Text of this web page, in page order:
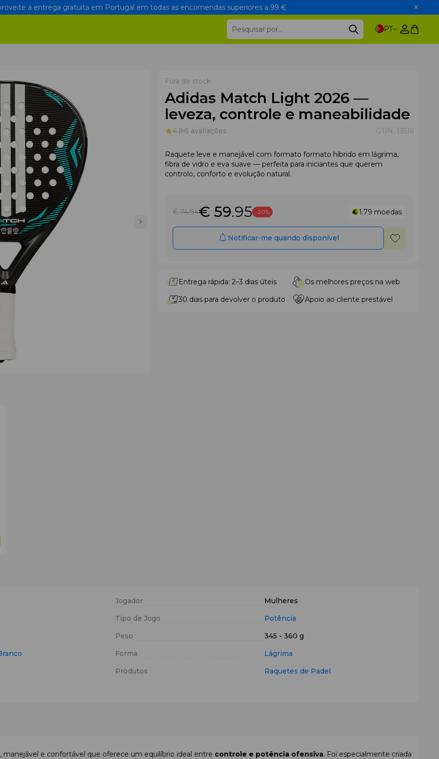
a entrega gratuita em Portugal em todas as encomendas superiores a 99 €
PT
Fora de stock
Adidas Match Light 2026 —
leveza, controle e maneabilidade
4.8 5 avaliações GTIN: 13516
Raquete leve e manejável com formato formato híbrido em lágrima,
fibra de vidro e eva suave — perfeita para iniciantes que querem
controlo, conforto e evolução natural.
€ 74.94€ 59.95 -20% 1.79 moedas
Notificar-me quando disponível
Entrega rápida: 2–3 dias úteis
Os melhores preços na web
30 dias para devolver o produto
Apoio ao cliente prestável
Jogador
Mulheres
Tipo de Jogo
Potência
Peso
345 - 360 g
Forma
Lágrima
Produtos
Raquetes de Padel
e confortável que oferece um equilíbrio ideal entre controle e potência ofensiva. Foi especialmente criada